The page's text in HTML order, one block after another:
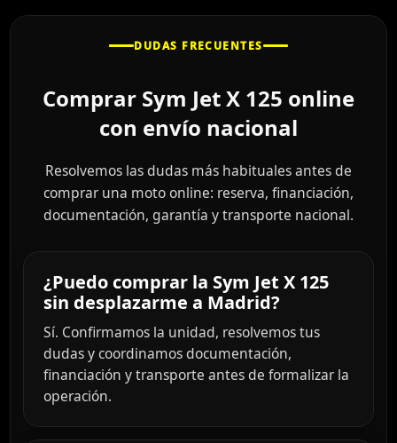
DUDAS FRECUENTES
Comprar Sym Jet X 125 online
con envío nacional
Resolvemos las dudas más habituales antes de
comprar una moto online: reserva, financiación,
documentación, garantía y transporte nacional.
¿Puedo comprar la Sym Jet X 125
sin desplazarme a Madrid?
Sí. Confirmamos la unidad, resolvemos tus
dudas y coordinamos documentación,
financiación y transporte antes de formalizar la
operación.